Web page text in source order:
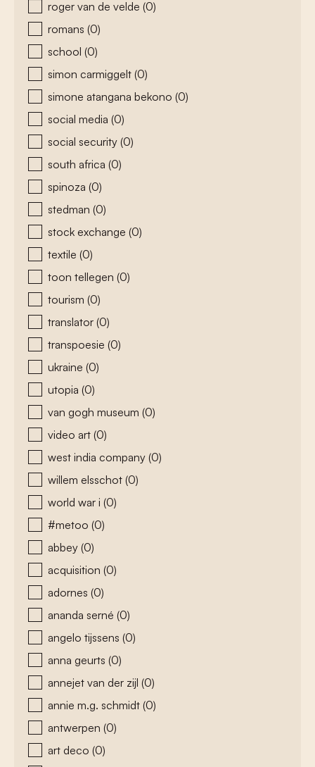
roger van de velde (0)
romans (0)
school (0)
simon carmiggelt (0)
simone atangana bekono (0)
social media (0)
social security (0)
south africa (0)
spinoza (0)
stedman (0)
stock exchange (0)
textile (0)
toon tellegen (0)
tourism (0)
translator (0)
transpoesie (0)
ukraine (0)
utopia (0)
van gogh museum (0)
video art (0)
west india company (0)
willem elsschot (0)
world war i (0)
#metoo (0)
abbey (0)
acquisition (0)
adornes (0)
ananda serné (0)
angelo tijssens (0)
anna geurts (0)
annejet van der zijl (0)
annie m.g. schmidt (0)
antwerpen (0)
art deco (0)